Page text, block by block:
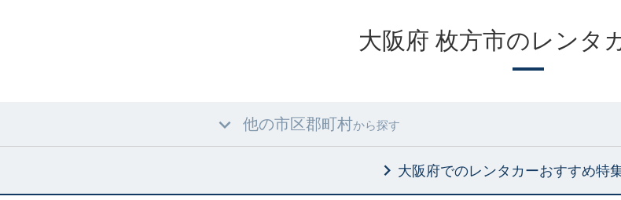
大阪府 枚方市のレンタ
他の市区郡町村から探す
大阪府でのレンタカーおすすめ特